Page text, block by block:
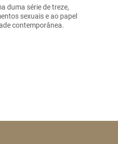
duma série de treze,
sexuais e ao papel
contemporânea.